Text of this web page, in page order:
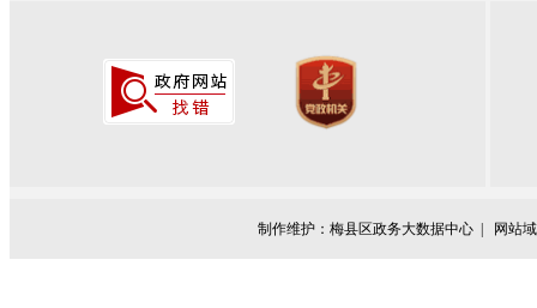
制作维护：梅县区政务大数据中心 | 网站